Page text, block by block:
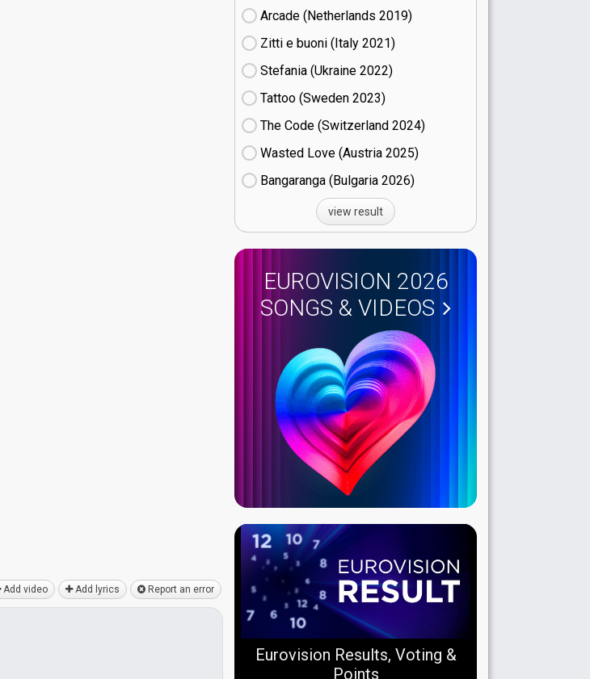
Add video Add lyrics Report an error
Arcade (Netherlands
19)
Zitti e buoni​ (Italy
21)
Stefania (Ukraine
22)
Tattoo (Sweden
23)
The Code (Switzerland
24)
Wasted Love (Austria
25)
Bangaranga (Bulgaria
26)
view result
EUROVISION 2026
SONGS & VIDEOS
Eurovision Results, Voting &
Points